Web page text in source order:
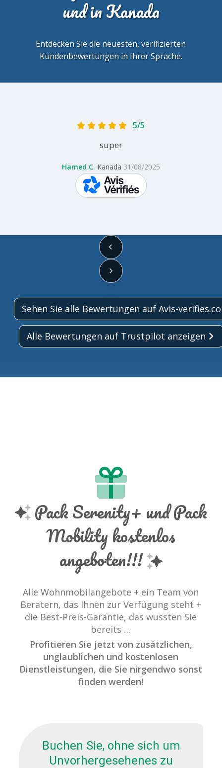
und in Kanada
Entdecken Sie die neuesten, verifizierten
Kundenbewertungen in Ihrer Sprache.
5/5
super
Hamed C. Kanada 31/08/2025
skeepers
Sehen Sie alle Bewertungen auf Avis-
Alle Bewertungen auf Trustpilot anzeigen
Pack Serenity+ und Pack
Mobility kostenlos
angeboten!!!
Alle Wohnmobilangebote + ein Team von
Beratern, das Ihnen zur Verfügung steht +
die Best-Preis-Garantie, das wussten Sie
bereits …
Profitieren Sie jetzt von zusätzlichen,
unglaublichen und kostenlosen
Dienstleistungen, die Sie nirgendwo sonst
finden werden!
Buchen Sie, ohne sich um
Unvorhergesehenes zu